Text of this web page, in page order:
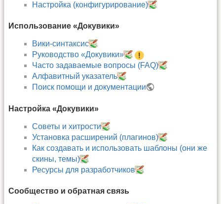
Настройка (конфигурирование)
Использование «Докувики»
Вики-синтаксис
Руководство «Докувики»
Часто задаваемые вопросы (FAQ)
Алфавитный указатель
Поиск помощи и документации
Настройка «Докувики»
Советы и хитрости
Установка расширений (плагинов)
Как создавать и использовать шаблоны (они же
скины, темы)
Ресурсы для разработчиков
Сообщество и обратная связь